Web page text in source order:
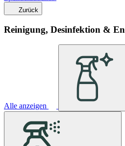
Zurück
Reinigung, Desinfektion &
Alle anzeigen